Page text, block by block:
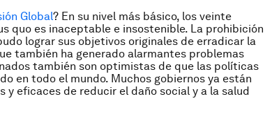
Global? En su nivel más básico, los veinte
quo es inaceptable e insostenible. La prohibición
lograr sus objetivos originales de erradicar la
también ha generado alarmantes problemas
también son optimistas de que las políticas
en todo el mundo. Muchos gobiernos ya están
y eficaces de reducir el daño social y a la salud